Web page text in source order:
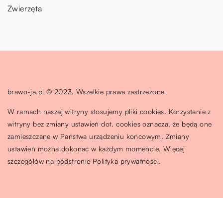
Zwierzęta
brawo-ja.pl © 2023. Wszelkie prawa zastrzeżone.
W ramach naszej witryny stosujemy pliki cookies. Korzystanie z
witryny bez zmiany ustawień dot. cookies oznacza, że będą one
zamieszczane w Państwa urządzeniu końcowym. Zmiany
ustawień można dokonać w każdym momencie. Więcej
szczegółów na podstronie Polityka prywatności.